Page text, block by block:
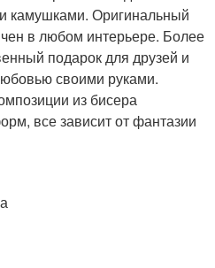
камушками. Оригинальный
в любом интерьере. Более
подарок для друзей и
своими руками.
из бисера
все зависит от фантазии